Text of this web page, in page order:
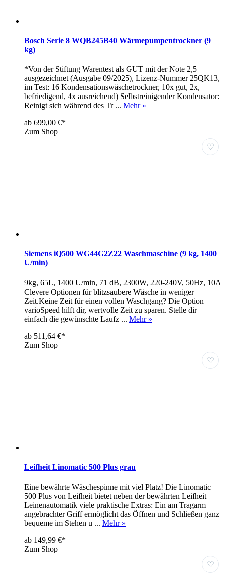
Bosch Serie 8 WQB245B40 Wärmepumpentrockner (9
kg)
*Von der Stiftung Warentest als GUT mit der Note 2,5
ausgezeichnet (Ausgabe 09/2025), Lizenz-Nummer 25QK13,
im Test: 16 Kondensationswäschetrockner, 10x gut, 2x,
befriedigend, 4x ausreichend) Selbstreinigender Kondensator:
Reinigt sich während des Tr ... Mehr »
ab 699,00 €*
Zum Shop
♡
Siemens iQ500 WG44G2Z22 Waschmaschine (9 kg, 1400
U/min)
9kg, 65L, 1400 U/min, 71 dB, 2300W, 220-240V, 50Hz, 10A
Clevere Optionen für blitzsaubere Wäsche in weniger
Zeit.Keine Zeit für einen vollen Waschgang? Die Option
varioSpeed hilft dir, wertvolle Zeit zu sparen. Stelle dir
einfach die gewünschte Laufz ... Mehr »
ab 511,64 €*
Zum Shop
♡
Leifheit Linomatic 500 Plus grau
Eine bewährte Wäschespinne mit viel Platz! Die Linomatic
500 Plus von Leifheit bietet neben der bewährten Leifheit
Leinenautomatik viele praktische Extras: Ein am Tragarm
angebrachter Griff ermöglicht das Öffnen und Schließen ganz
bequeme im Stehen u ... Mehr »
ab 149,99 €*
Zum Shop
♡